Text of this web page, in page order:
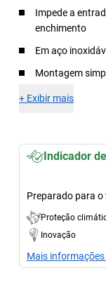
Impede a
enchimento
Em aço
Montagem
+ Exibir mais
Indicador
Preparado para
Proteção
Inovação
Mais